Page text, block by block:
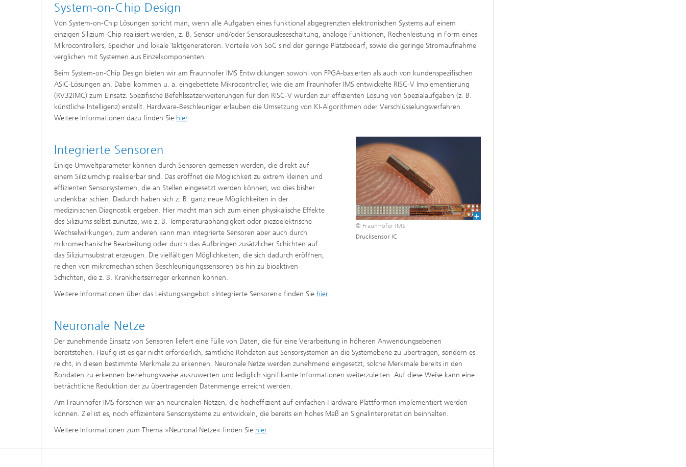
System-on-Chip Design
Von System-on-Chip Lösungen spricht man, wenn alle Aufgaben eines funktional abgegrenzten elektronischen Systems auf einem
einzigen Silizium-Chip realisiert werden, z. B. Sensor und/oder Sensorausleseschaltung, analoge Funktionen, Rechenleistung in Form eines
Mikrocontrollers, Speicher und lokale Taktgeneratoren. Vorteile von SoC sind der geringe Platzbedarf, sowie die geringe Stromaufnahme
verglichen mit Systemen aus Einzelkomponenten.
Beim System-on-Chip Design bieten wir am Fraunhofer IMS Entwicklungen sowohl von FPGA-basierten als auch von kundenspezifischen
ASIC-Lösungen an. Dabei kommen u. a. eingebettete Mikrocontroller, wie die am Fraunhofer IMS entwickelte RISC-V Implementierung
(RV32IMC) zum Einsatz. Spezifische Befehlssatzerweiterungen für den RISC-V wurden zur effizienten Lösung von Spezialaufgaben (z. B.
künstliche Intelligenz) erstellt. Hardware-Beschleuniger erlauben die Umsetzung von KI-Algorithmen oder Verschlüsselungsverfahren.
Weitere Informationen dazu finden Sie hier.
Integrierte Sensoren
Einige Umweltparameter können durch Sensoren gemessen werden, die direkt auf
einem Siliziumchip realisierbar sind. Das eröffnet die Möglichkeit zu extrem kleinen und
effizienten Sensorsystemen, die an Stellen eingesetzt werden können, wo dies bisher
undenkbar schien. Dadurch haben sich z. B. ganz neue Möglichkeiten in der
medizinischen Diagnostik ergeben. Hier macht man sich zum einen physikalische Effekte
des Siliziums selbst zunutze, wie z. B. Temperaturabhängigkeit oder piezoelektrische
Wechselwirkungen, zum anderen kann man integrierte Sensoren aber auch durch
mikromechanische Bearbeitung oder durch das Aufbringen zusätzlicher Schichten auf
das Siliziumsubstrat erzeugen. Die vielfältigen Möglichkeiten, die sich dadurch eröffnen,
reichen von mikromechanischen Beschleunigungssensoren bis hin zu bioaktiven
Schichten, die z. B. Krankheitserreger erkennen können.
Weitere Informationen über das Leistungsangebot »Integrierte Sensoren« finden Sie hier.
© Fraunhofer IMS
Drucksensor IC
Neuronale Netze
Der zunehmende Einsatz von Sensoren liefert eine Fülle von Daten, die für eine Verarbeitung in höheren Anwendungsebenen
bereitstehen. Häufig ist es gar nicht erforderlich, sämtliche Rohdaten aus Sensorsystemen an die Systemebene zu übertragen, sondern es
reicht, in diesen bestimmte Merkmale zu erkennen. Neuronale Netze werden zunehmend eingesetzt, solche Merkmale bereits in den
Rohdaten zu erkennen beziehungsweise auszuwerten und lediglich signifikante Informationen weiterzuleiten. Auf diese Weise kann eine
beträchtliche Reduktion der zu übertragenden Datenmenge erreicht werden.
Am Fraunhofer IMS forschen wir an neuronalen Netzen, die hocheffizient auf einfachen Hardware-Plattformen implementiert werden
können. Ziel ist es, noch effizientere Sensorsysteme zu entwickeln, die bereits ein hohes Maß an Signalinterpretation beinhalten.
Weitere Informationen zum Thema »Neuronal Netze« finden Sie hier.